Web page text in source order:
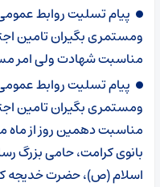
پیام تسلیت روابط
ومستمری بگیران تامین
مناسبت شهادت ولی امر
پیام تسلیت روابط
ومستمری بگیران تامین
مناسبت دهمین روز از ماه
بانوی کرامت، حامی بزرگ
اسلام (ص)، حضرت خدیجه